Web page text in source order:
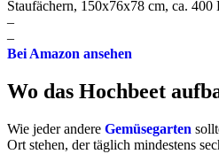
Staufächern, 150x76x78 cm, ca. 400
–
–
Bei Amazon ansehen
Wo das Hochbeet
Wie jeder andere Gemüsegarten
Ort stehen, der täglich mindestens